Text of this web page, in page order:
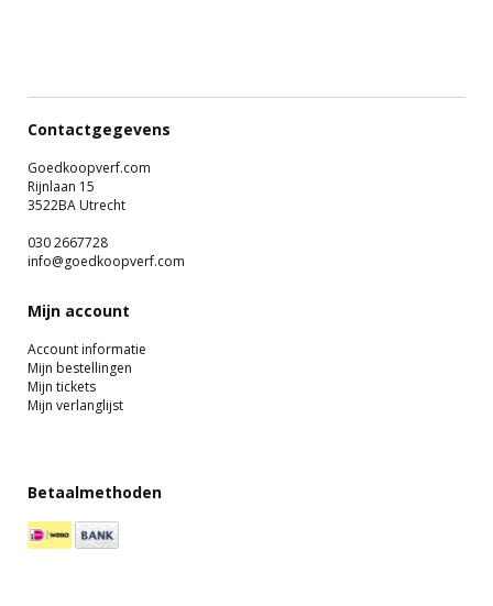
Contactgegevens
Goedkoopverf.com
Rijnlaan 15
3522BA Utrecht
030 2667728
info@goedkoopverf.com
Mijn account
Account informatie
Mijn bestellingen
Mijn tickets
Mijn verlanglijst
Betaalmethoden